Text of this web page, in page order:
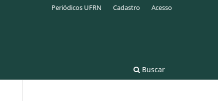
Buscar
Periódicos UFRN Cadastro Acesso